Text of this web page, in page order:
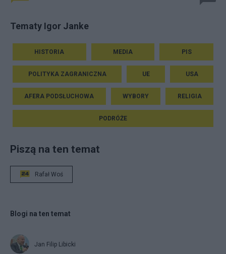
Tematy Igor Janke
HISTORIA MEDIA PIS
POLITYKA ZAGRANICZNA UE USA
AFERA PODSŁUCHOWA WYBORY RELIGIA
PODRÓŻE
Piszą na ten temat
Rafał Woś
Blogi na ten temat
Jan Filip Libicki